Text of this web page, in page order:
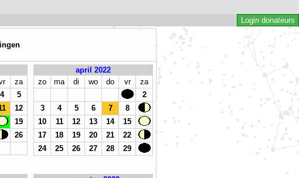
Login donateurs
za
4
5
12
19
26
april 2022
zo
ma di wo do vr
za
2
3
4 5 6 7
8
10
11 12 13 14
15
17
18 19 20 21
22
24
25 26 27 28 29